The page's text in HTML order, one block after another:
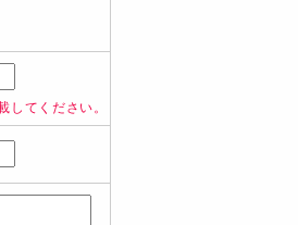
てください。